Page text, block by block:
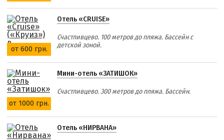
от 600 грн.
Отель «CRUISE»
Счастливцево. 100 метров до пляжа. Бассейн с
детской зоной.
от 1000 грн.
Мини-отель «ЗАТИШОК»
Счастливцево. 300 метров до пляжа. Бассейн.
Отель «НИРВАНА»